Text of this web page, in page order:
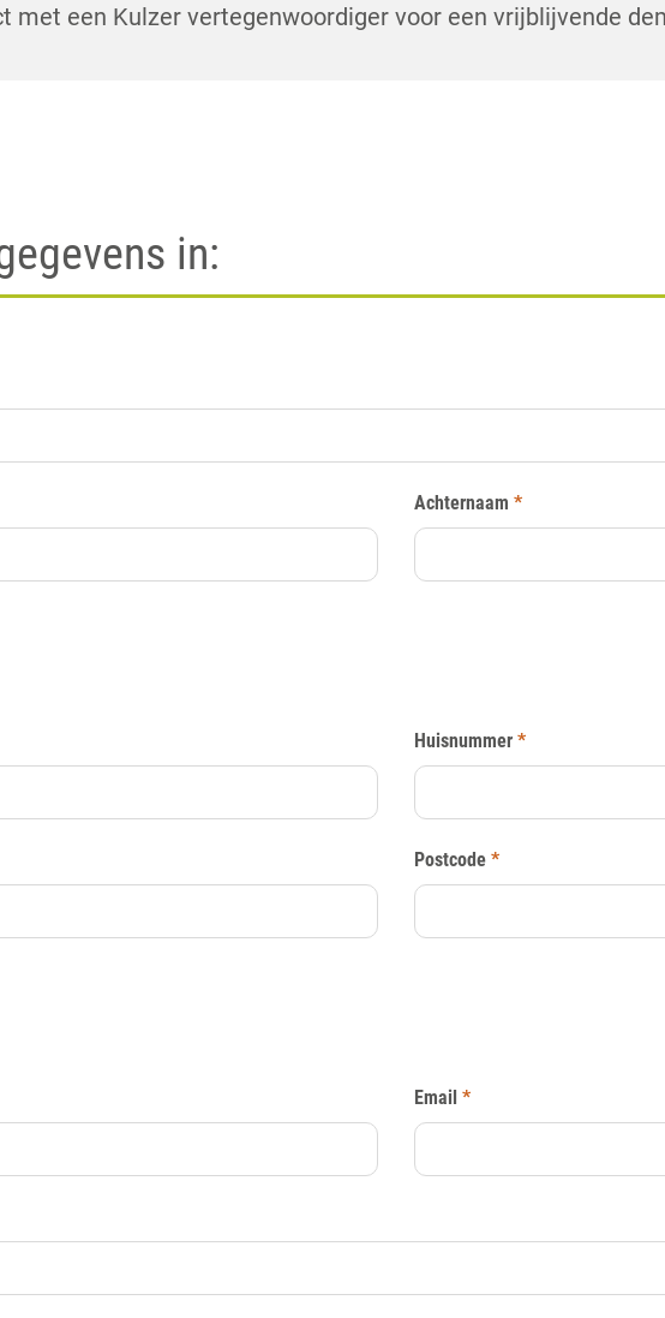
met een Kulzer vertegenwoordiger voor een vrijblijvende
in:
Achternaam *
Huisnummer *
Postcode *
Email *